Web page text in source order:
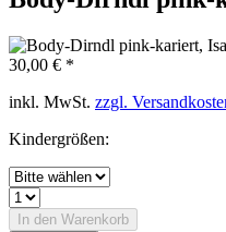
30,00 € *
inkl. MwSt. zzgl.
Kindergrößen:
In den Warenkorb